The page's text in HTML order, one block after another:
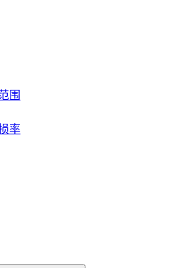
围
率